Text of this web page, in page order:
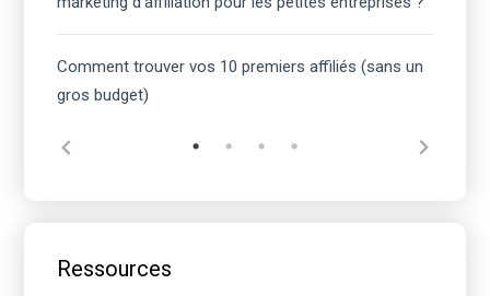
Comment trouver vos 10 premiers affiliés (sans un
gros budget)
Ressources